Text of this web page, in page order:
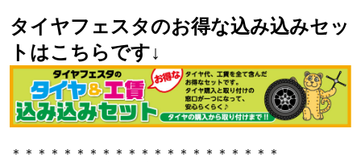
タイヤフェスタのお得な込み込みセッ
トはこちらです↓
＊＊＊＊＊＊＊＊＊＊＊＊＊＊＊＊＊＊＊＊＊